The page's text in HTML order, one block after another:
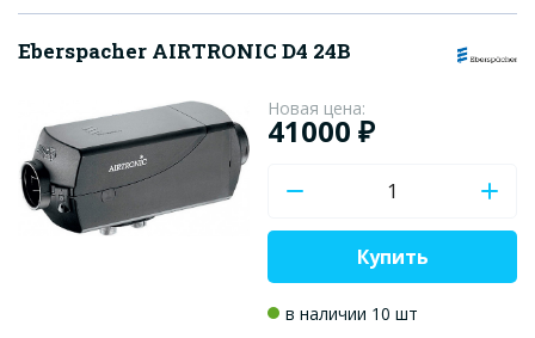
Eberspacher AIRTRONIC D4 24В
Новая цена:
41000 ₽
Купить
в наличии 10 шт